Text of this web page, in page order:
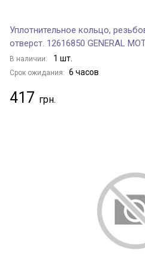
Уплотнительное кольцо,
отверст. 12616850 GENERAL
В наличии: 1 шт.
Срок ожидания: 6 часов
417